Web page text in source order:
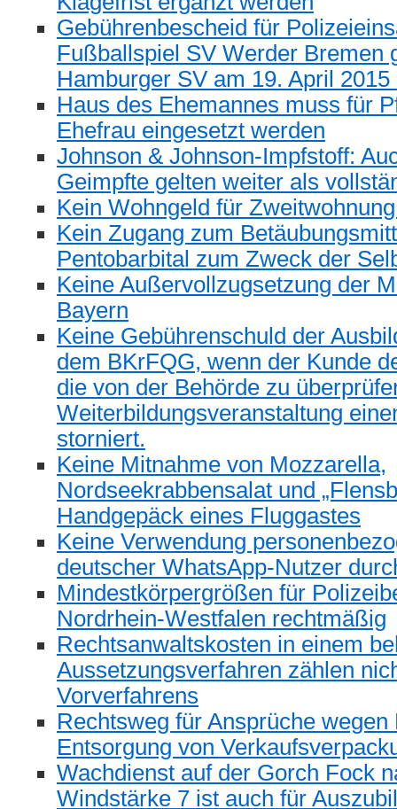
Gebührenbescheid für
Fußballspiel SV Werder Bremen
Hamburger SV am 19. April
Haus des Ehemannes muss für
Ehefrau eingesetzt werden
Johnson & Johnson-Impfstoff:
Geimpfte gelten weiter als
Kein Wohngeld für
Kein Zugang zum
Pentobarbital zum Zweck der
Keine Außervollzugsetzung der
Bayern
Keine Gebührenschuld der
dem BKrFQG, wenn der Kunde
die von der Behörde zu
Weiterbildungsveranstaltung
storniert.
Keine Mitnahme von Mozzarella,
Nordseekrabbensalat und
Handgepäck eines Fluggastes
Keine Verwendung
deutscher WhatsApp-Nutzer
Mindestkörpergrößen für
Nordrhein-Westfalen rechtmäßig
Rechtsanwaltskosten in einem
Aussetzungsverfahren zählen
Vorverfahrens
Rechtsweg für Ansprüche wegen
Entsorgung von
Wachdienst auf der Gorch Fock
Windstärke 7 ist auch für